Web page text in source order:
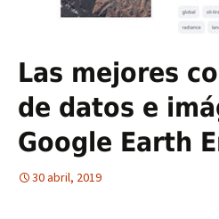
Las mejores
de datos e
Google Earth
30 abril, 2019